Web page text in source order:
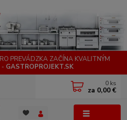
PREVÁDZKA ZAČÍNA KVALITNÝM
- GASTROPROJEKT.SK
0 ks
za 0,00 €